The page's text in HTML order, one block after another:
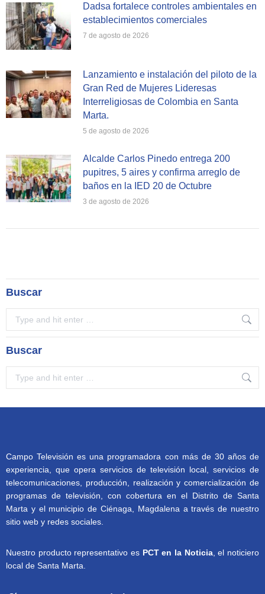
Dadsa fortalece controles ambientales en
establecimientos comerciales
7 de agosto de 2026
Lanzamiento e instalación del piloto de la
Gran Red de Mujeres Lideresas
Interreligiosas de Colombia en Santa
Marta.
5 de agosto de 2026
Alcalde Carlos Pinedo entrega 200
pupitres, 5 aires y confirma arreglo de
baños en la IED 20 de Octubre
3 de agosto de 2026
Buscar
Buscar
Campo Televisión es una programadora con más de 30 años de
experiencia, que opera servicios de televisión local, servicios de
telecomunicaciones, producción, realización y comercialización de
programas de televisión, con cobertura en el Distrito de Santa
Marta y el municipio de Ciénaga, Magdalena a través de nuestro
sitio web y redes sociales.
Nuestro producto representativo es PCT en la Noticia, el noticiero
local de Santa Marta.